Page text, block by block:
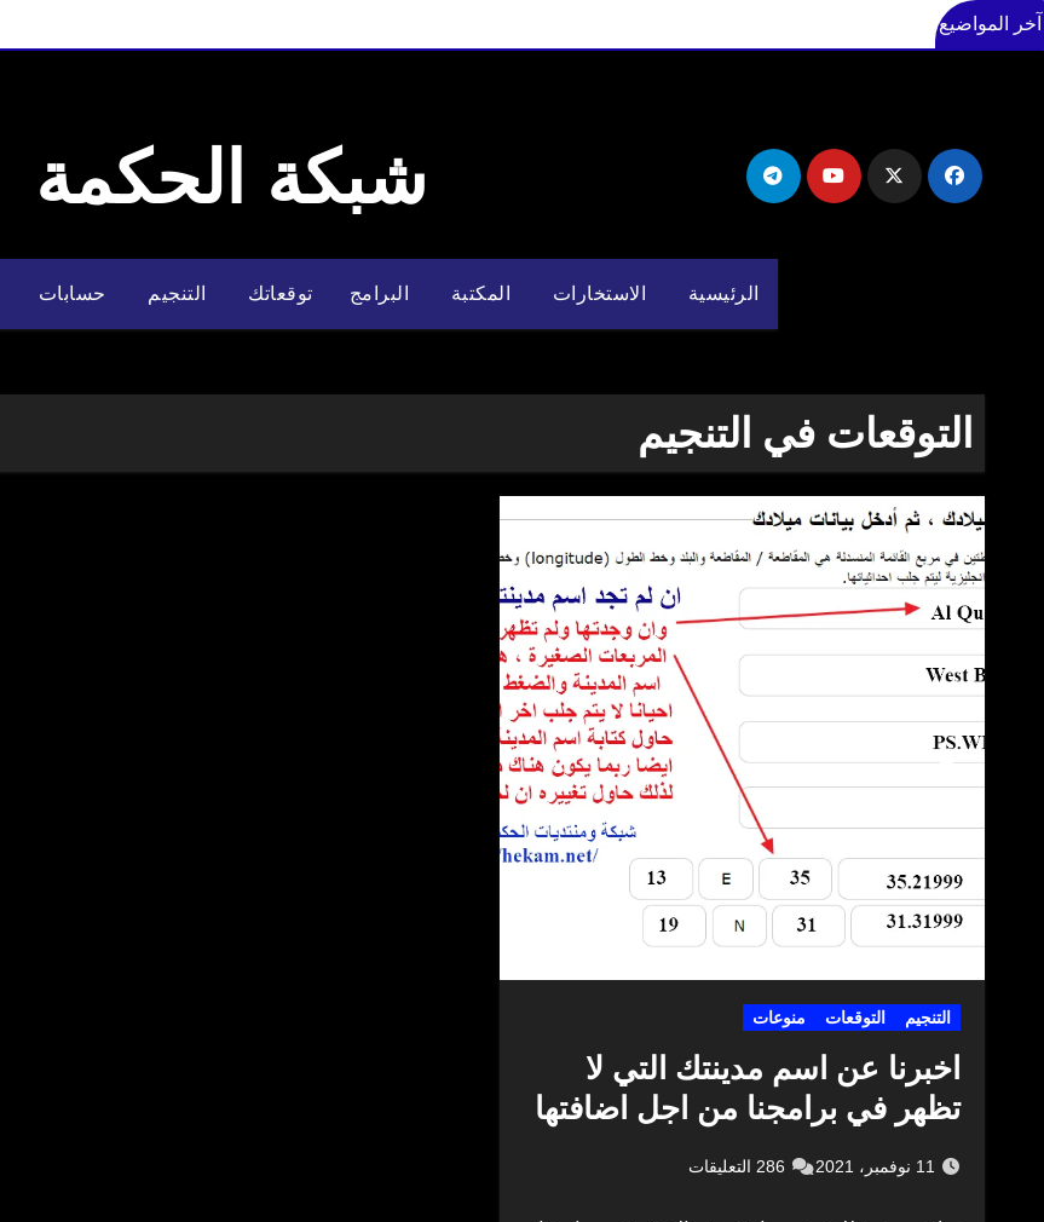
آخر المواضيع
شبكة الحكمة
الرئيسية الاستخارات المكتبة البرامج توقعاتك التنجيم حسابات
التوقعات في التنجيم
التنجيم التوقعات منوعات
اخبرنا عن اسم مدينتك التي لا
تظهر في برامجنا من اجل اضافتها
11 نوفمبر، 2021 286 التعليقات